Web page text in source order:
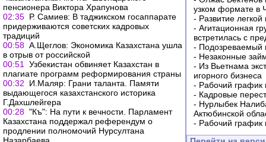
пенсионера Виктора Храпунова
02:35 Р. Самиев: В таджикском госаппарате
придерживаются советских кадровых
традиций
00:58 А.Щеглов: Экономика Казахстана ушла
в отрыв от российской
00:51
Узбекистан обвиняет Казахстан в
плагиате программ реформирования страны
00:32
И.Маляр: Грани таланта. Памяти
выдающегося казахстанского историка
Г.Дахшлейгера
00:28 "Къ": На пути к вечности. Парламент
Казахстана поддержал референдум о
продлении полномочий Нурсултана
узком формате в
- Развитие
- Агитационная
встретилась с
- Подозреваемый
- Незаконные
- Из Вьетнама
игорного бизнеса
- Рабочий график
- Кадровые
- Нурлыбек
Актюбинской
- Рабочий график